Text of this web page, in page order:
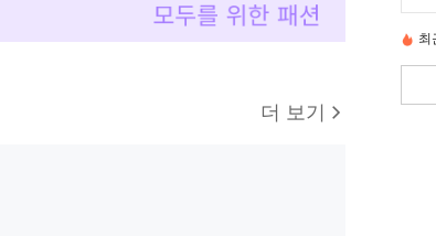
더 보기
최